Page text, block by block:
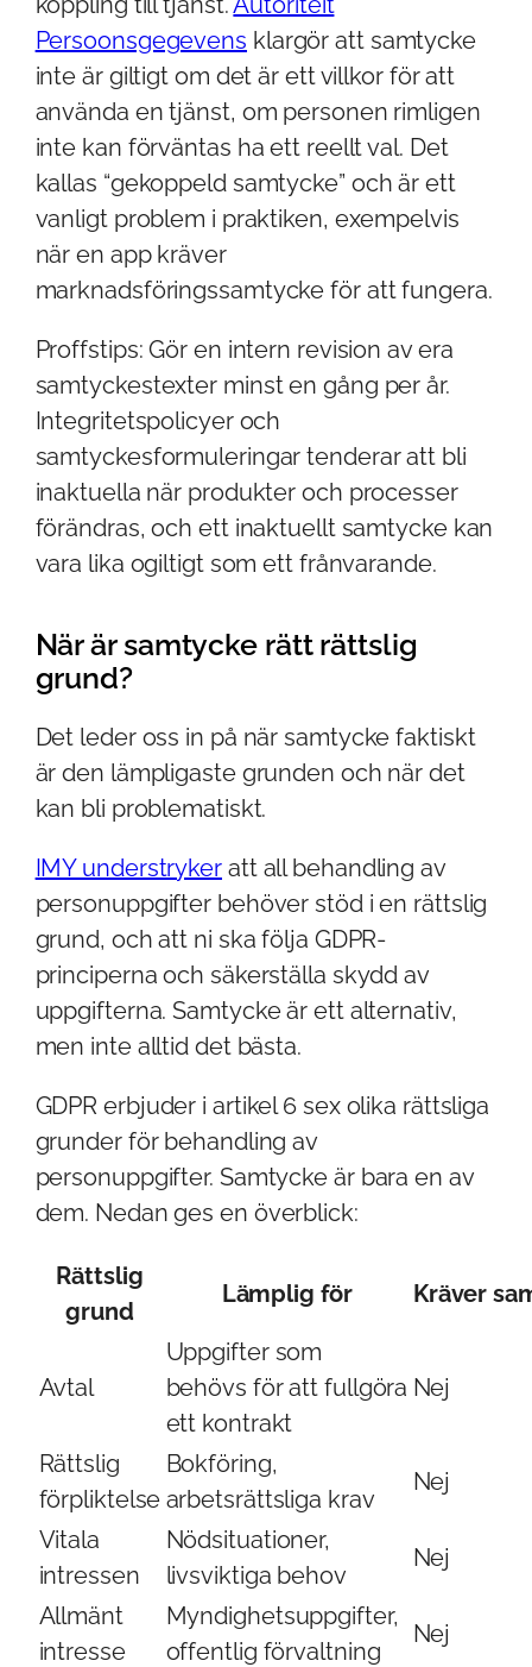
Persoonsgegevens klargör att samtycke
inte är giltigt om det är ett villkor för att
använda en tjänst, om personen rimligen
inte kan förväntas ha ett reellt val. Det
kallas “gekoppeld samtycke” och är ett
vanligt problem i praktiken, exempelvis
när en app kräver
marknadsföringssamtycke för att fungera.
Proffstips: Gör en intern revision av era
samtyckestexter minst en gång per år.
Integritetspolicyer och
samtyckesformuleringar tenderar att bli
inaktuella när produkter och processer
förändras, och ett inaktuellt samtycke kan
vara lika ogiltigt som ett frånvarande.
När är samtycke rätt rättslig
grund?
Det leder oss in på när samtycke faktiskt
är den lämpligaste grunden och när det
kan bli problematiskt.
IMY understryker att all behandling av
personuppgifter behöver stöd i en rättslig
grund, och att ni ska följa GDPR-
principerna och säkerställa skydd av
uppgifterna. Samtycke är ett alternativ,
men inte alltid det bästa.
GDPR erbjuder i artikel 6 sex olika rättsliga
grunder för behandling av
personuppgifter. Samtycke är bara en av
dem. Nedan ges en överblick:
Rättslig
grund
Lämplig för Kräver
Avtal
Uppgifter som
behövs för att fullgöra
ett kontrakt
Nej
Rättslig
förpliktelse
Bokföring,
arbetsrättsliga krav
Nej
Vitala
intressen
Nödsituationer,
livsviktiga behov
Nej
Allmänt
intresse
Myndighetsuppgifter,
offentlig förvaltning
Nej